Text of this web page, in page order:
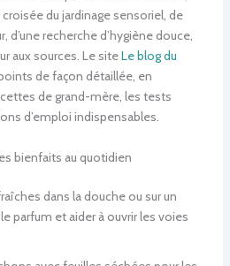
croisée du jardinage sensoriel, de
d’une recherche d’hygiène douce,
aux sources. Le siteLe blog du
de façon détaillée, en
de grand-mère, les tests
d’emploi indispensables.
bienfaits au quotidien
dans la douche ou sur un
parfum et aider à ouvrir les voies